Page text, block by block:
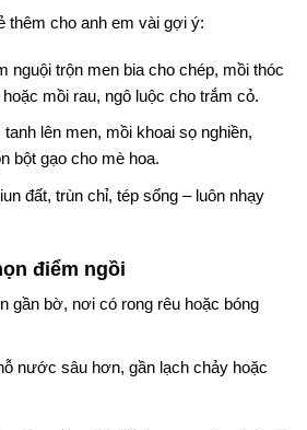
thêm cho anh em vài gợi ý:
nguội trộn men bia cho chép, mồi thóc
mồi rau, ngô luộc cho trắm cỏ.
lên men, mồi khoai sọ nghiền,
bột gạo cho mè hoa.
đất, trùn chỉ, tép sống – luôn nhạy
điểm ngồi
gần bờ, nơi có rong rêu hoặc bóng
nước sâu hơn, gần lạch chảy hoặc